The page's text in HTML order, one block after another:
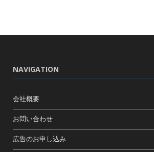
NAVIGATION
会社概要
お問い合わせ
広告のお申し込み